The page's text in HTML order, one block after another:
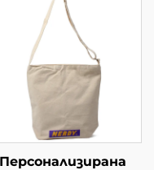
Персонализирана